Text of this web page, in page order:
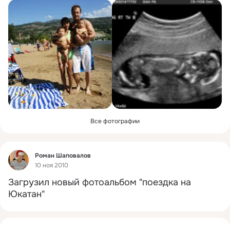
Все фотографии
Фид
Роман Шаповалов
10 ноя 2010
Загрузил новый фотоальбом "поездка на
Юкатан"